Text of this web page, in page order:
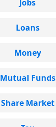
Jobs
Loans
Money
Mutual Funds
Share Market